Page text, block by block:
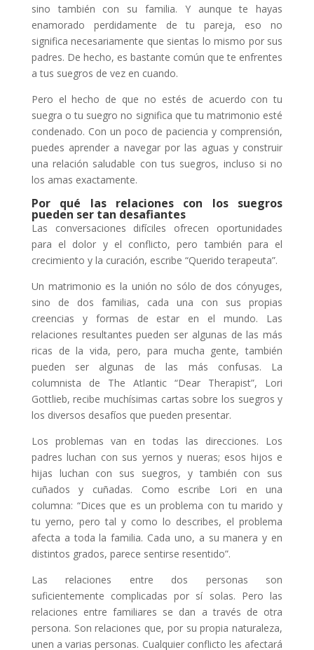
sino también con su familia. Y aunque te hayas
enamorado perdidamente de tu pareja, eso no
significa necesariamente que sientas lo mismo por sus
padres. De hecho, es bastante común que te enfrentes
a tus suegros de vez en cuando.
Pero el hecho de que no estés de acuerdo con tu
suegra o tu suegro no significa que tu matrimonio esté
condenado. Con un poco de paciencia y comprensión,
puedes aprender a navegar por las aguas y construir
una relación saludable con tus suegros, incluso si no
los amas exactamente.
Por qué las relaciones con los suegros
pueden ser tan desafiantes
Las conversaciones difíciles ofrecen oportunidades
para el dolor y el conflicto, pero también para el
crecimiento y la curación, escribe “Querido terapeuta”.
Un matrimonio es la unión no sólo de dos cónyuges,
sino de dos familias, cada una con sus propias
creencias y formas de estar en el mundo. Las
relaciones resultantes pueden ser algunas de las más
ricas de la vida, pero, para mucha gente, también
pueden ser algunas de las más confusas. La
columnista de The Atlantic “Dear Therapist”, Lori
Gottlieb, recibe muchísimas cartas sobre los suegros y
los diversos desafíos que pueden presentar.
Los problemas van en todas las direcciones. Los
padres luchan con sus yernos y nueras; esos hijos e
hijas luchan con sus suegros, y también con sus
cuñados y cuñadas. Como escribe Lori en una
columna: “Dices que es un problema con tu marido y
tu yerno, pero tal y como lo describes, el problema
afecta a toda la familia. Cada uno, a su manera y en
distintos grados, parece sentirse resentido”.
Las relaciones entre dos personas son
suficientemente complicadas por sí solas. Pero las
relaciones entre familiares se dan a través de otra
persona. Son relaciones que, por su propia naturaleza,
unen a varias personas. Cualquier conflicto les afectará